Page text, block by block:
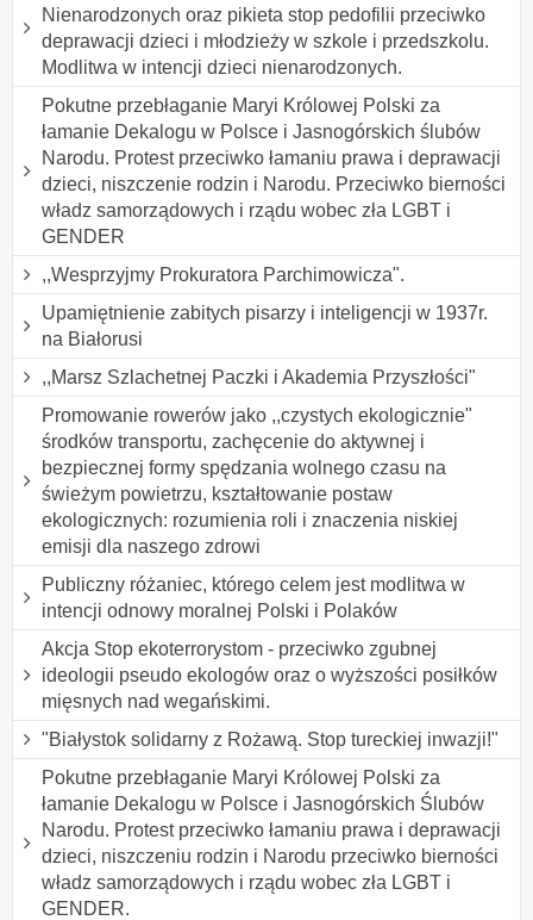
Nienarodzonych oraz pikieta stop pedofilii przeciwko
deprawacji dzieci i młodzieży w szkole i przedszkolu.
Modlitwa w intencji dzieci nienarodzonych.
Pokutne przebłaganie Maryi Królowej Polski za
łamanie Dekalogu w Polsce i Jasnogórskich ślubów
Narodu. Protest przeciwko łamaniu prawa i deprawacji
dzieci, niszczenie rodzin i Narodu. Przeciwko bierności
władz samorządowych i rządu wobec zła LGBT i
GENDER
,,Wesprzyjmy Prokuratora Parchimowicza".
Upamiętnienie zabitych pisarzy i inteligencji w 1937r.
na Białorusi
,,Marsz Szlachetnej Paczki i Akademia Przyszłości"
Promowanie rowerów jako ,,czystych ekologicznie"
środków transportu, zachęcenie do aktywnej i
bezpiecznej formy spędzania wolnego czasu na
świeżym powietrzu, kształtowanie postaw
ekologicznych: rozumienia roli i znaczenia niskiej
emisji dla naszego zdrowi
Publiczny różaniec, którego celem jest modlitwa w
intencji odnowy moralnej Polski i Polaków
Akcja Stop ekoterrorystom - przeciwko zgubnej
ideologii pseudo ekologów oraz o wyższości posiłków
mięsnych nad wegańskimi.
"Białystok solidarny z Rożawą. Stop tureckiej inwazji!"
Pokutne przebłaganie Maryi Królowej Polski za
łamanie Dekalogu w Polsce i Jasnogórskich Ślubów
Narodu. Protest przeciwko łamaniu prawa i deprawacji
dzieci, niszczeniu rodzin i Narodu przeciwko bierności
władz samorządowych i rządu wobec zła LGBT i
GENDER.